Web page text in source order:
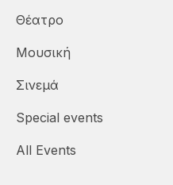
Θέατρο
Μουσική
Σινεμά
Special events
All Events